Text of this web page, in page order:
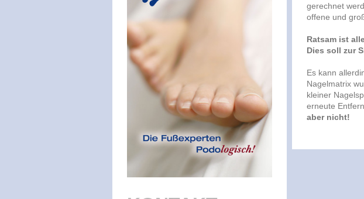
gerechnet
offene und
Ratsam ist
Dies soll zur
Es kann
Nagelmatrix
kleiner
erneute
aber nicht!